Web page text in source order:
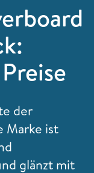
der
Marke ist
glänzt mit